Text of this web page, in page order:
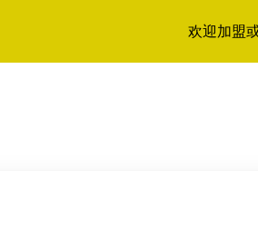
欢迎加盟